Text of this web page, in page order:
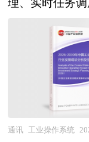
于中国市场的
战略要地。 本
写，在大量周
家统计局、国
督管理委员会
研究院、深圳
御、从单点产
可控方向深度
全保障的关键
职能的重要空
引进外资、促
挥积极的辐射
飞的助推器。
和升级的重要空
理、实时任务
决定着工业系
化水平。从产
上游内核技术
拟化技术、编
品与平台（嵌
系统、云边端
通讯 工业操作系统